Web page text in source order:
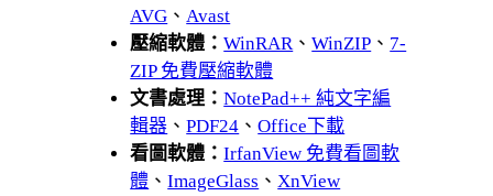
AVG 、 Avast
壓縮軟體：WinRAR 、WinZIP 、 7-
ZIP 免費壓縮軟體
文書處理：NotePad++ 純文字編
輯器 、PDF24 、Office下載
看圖軟體：IrfanView 免費看圖軟
體 、ImageGlass 、 XnView